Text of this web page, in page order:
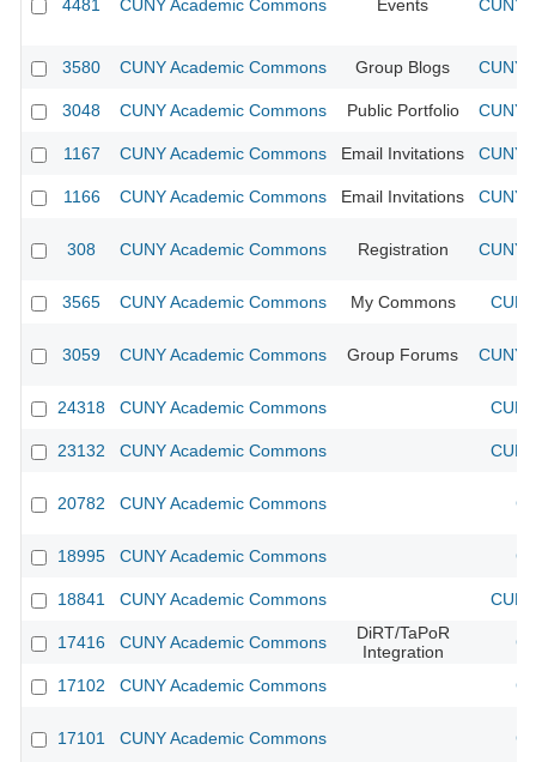
4481 CUNY Academic Commons Events CUNY
3580 CUNY Academic Commons Group Blogs CUNY
3048 CUNY Academic Commons Public Portfolio CUNY
1167 CUNY Academic Commons Email Invitations CUNY
1166 CUNY Academic Commons Email Invitations CUNY
308 CUNY Academic Commons Registration CUNY
3565 CUNY Academic Commons My Commons
3059 CUNY Academic Commons Group Forums CUNY
24318 CUNY Academic Commons
23132 CUNY Academic Commons
20782 CUNY Academic Commons
18995 CUNY Academic Commons
18841 CUNY Academic Commons
17416 CUNY Academic Commons
DiRT/TaPoR
Integration
17102 CUNY Academic Commons
17101 CUNY Academic Commons